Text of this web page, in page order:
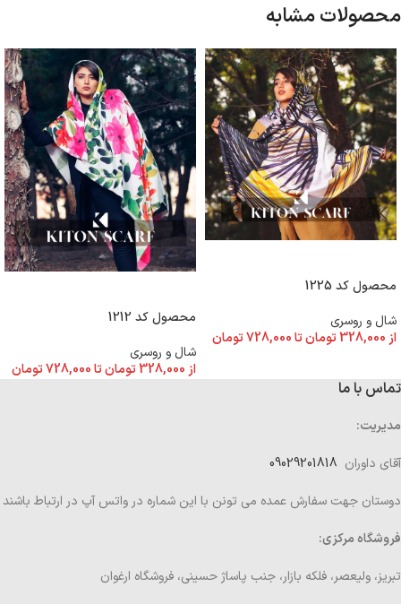
محصولات مشابه
محصول کد 1225
شال و روسری
از 328,000تومانتا728,000تومان
محصول کد 1212
شال و روسری
از 328,000تومانتا728,000تومان
تماس با ما
مدیریت:
آقای داوران
دوستان جهت سفارش عمده می تونن با این شماره در واتس آپ در ارتباط باشند
فروشگاه مرکزی:
تبریز، ولیعصر، فلکه بازار، جنب پاساژ حسینی، فروشگاه ارغوان